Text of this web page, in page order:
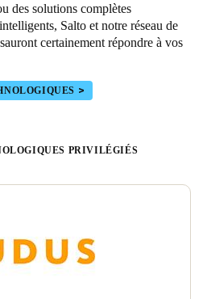
des solutions complètes
Salto et notre réseau de
certainement répondre à vos
PRIVILÉGIÉS